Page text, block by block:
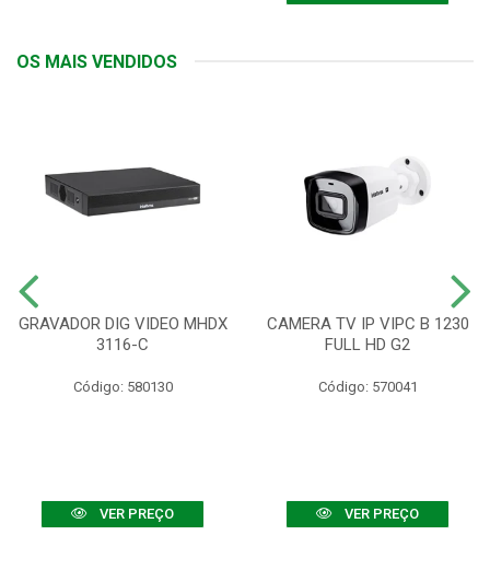
OS MAIS VENDIDOS
GRAVADOR DIG VIDEO MHDX
3116-C
Código: 580130
VER PREÇO
CAMERA TV IP VIPC B 1230
FULL HD G2
Código: 570041
VER PREÇO